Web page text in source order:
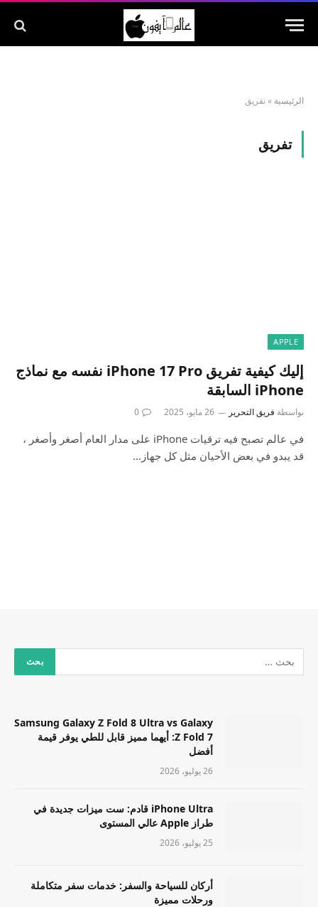
الرئيسية »تفريق
تفريق
APPLE
إليك كيفية تفريق iPhone 17 Pro نفسه مع نماذج
iPhone السابقة
بواسطة فريق التحرير 26 مايو، 2025 0
في عالم تصبح فيه ترقيات iPhone على مدار العام أصغر وأصغر ،
قد يبدو في بعض الأحيان مثل كل جهاز…
Samsung Galaxy Z Fold 8 Ultra vs Galaxy
Z Fold 7: أيهما مميز قابل للطي يوفر قيمة
أفضل
26 يوليو، 2026
iPhone Ultra قادم: ست ميزات جديدة في
طراز Apple عالي المستوى
25 يوليو، 2026
أركان للسياحة والسفر: خدمات سفر متكاملة
ورحلات مميزة